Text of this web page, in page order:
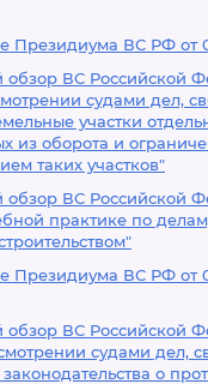
Президиума ВС РФ от
обзор ВС Российской
судами дел,
участки
из оборота и
таких участков"
обзор ВС Российской
практике по
Президиума ВС РФ от
обзор ВС Российской
судами дел,
о